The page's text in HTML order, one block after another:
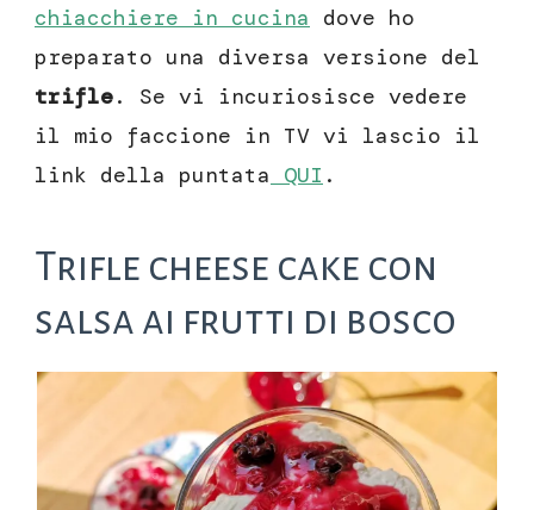
chiacchiere in cucina dove ho
preparato una diversa versione del
trifle. Se vi incuriosisce vedere
il mio faccione in TV vi lascio il
link della puntata QUI .
Trifle cheese cake con
salsa ai frutti di bosco